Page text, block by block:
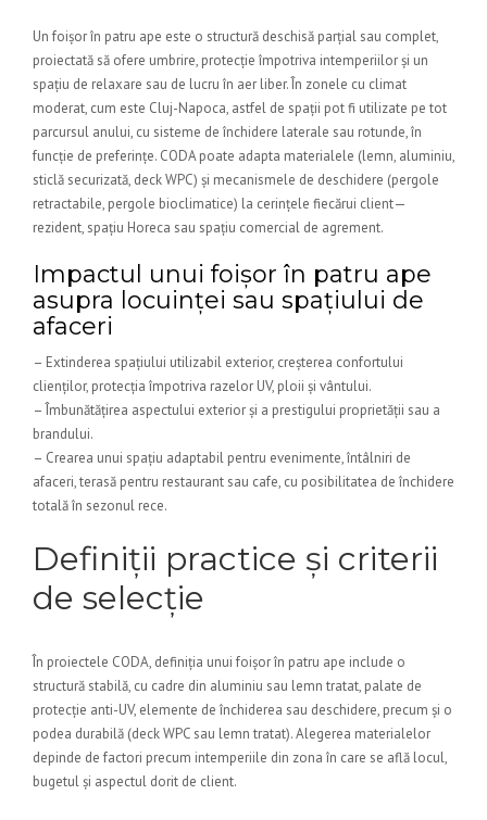
Un foișor în patru ape este o structură deschisă parțial sau complet,
proiectată să ofere umbrire, protecție împotriva intemperiilor și un
spațiu de relaxare sau de lucru în aer liber. În zonele cu climat
moderat, cum este Cluj-Napoca, astfel de spații pot fi utilizate pe tot
parcursul anului, cu sisteme de închidere laterale sau rotunde, în
funcție de preferințe. CODA poate adapta materialele (lemn, aluminiu,
sticlă securizată, deck WPC) și mecanismele de deschidere (pergole
retractabile, pergole bioclimatice) la cerințele fiecărui client—
rezident, spațiu Horeca sau spațiu comercial de agrement.
Impactul unui foișor în patru ape
asupra locuinței sau spațiului de
afaceri
– Extinderea spațiului utilizabil exterior, creșterea confortului
clienților, protecția împotriva razelor UV, ploii și vântului.
– Îmbunătățirea aspectului exterior și a prestigului proprietății sau a
brandului.
– Crearea unui spațiu adaptabil pentru evenimente, întâlniri de
afaceri, terasă pentru restaurant sau cafe, cu posibilitatea de închidere
totală în sezonul rece.
Definiții practice și criterii
de selecție
În proiectele CODA, definiția unui foișor în patru ape include o
structură stabilă, cu cadre din aluminiu sau lemn tratat, palate de
protecție anti-UV, elemente de închiderea sau deschidere, precum și o
podea durabilă (deck WPC sau lemn tratat). Alegerea materialelor
depinde de factori precum intemperiile din zona în care se află locul,
bugetul și aspectul dorit de client.